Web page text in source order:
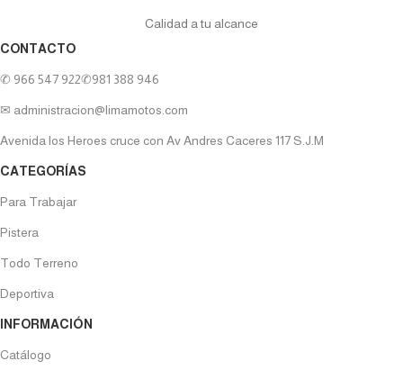
Calidad a tu alcance
CONTACTO
✆ 966 547 922✆981 388 946
✉ administracion@limamotos.com
Avenida los Heroes cruce con Av Andres Caceres 117 S.J.M
CATEGORÍAS
Para Trabajar
Pistera
Todo Terreno
Deportiva
INFORMACIÓN
Catálogo